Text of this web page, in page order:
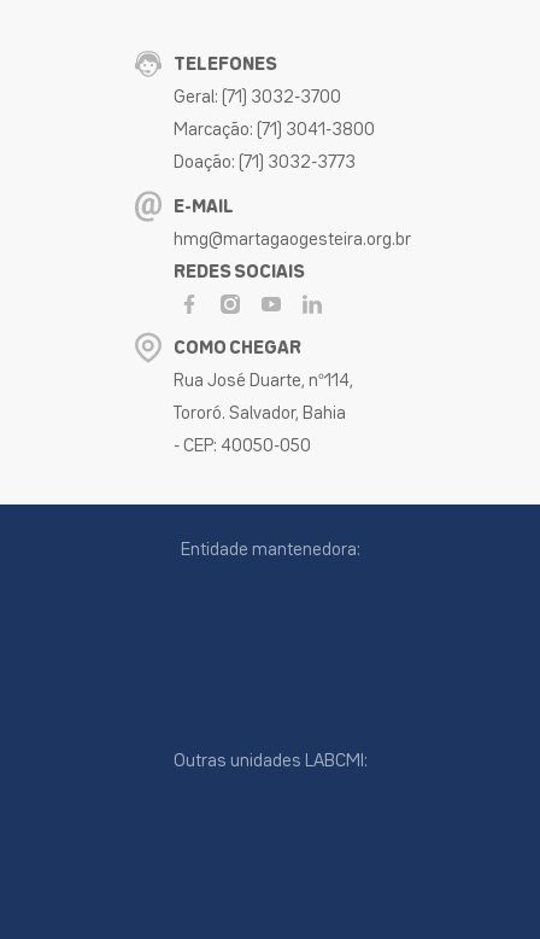
TELEFONES
Geral: (71) 3032-3700
Marcação: (71) 3041-3800
Doação: (71) 3032-3773
E-MAIL
hmg@martagaogesteira.org.br
REDES SOCIAIS
COMO CHEGAR
Rua José Duarte, nº114,
Tororó. Salvador, Bahia
- CEP: 40050-050
Entidade mantenedora:
Outras unidades LABCMI: